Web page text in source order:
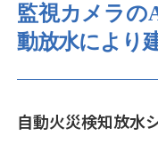
監視カメラの
動放水により
自動火災検知放水